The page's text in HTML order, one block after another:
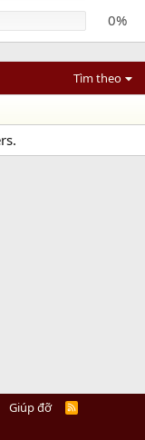
0%
Tìm theo
Giúp đỡ
R